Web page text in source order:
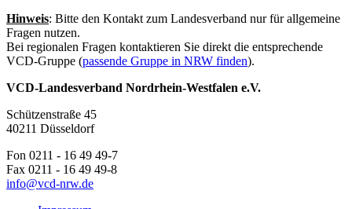
Hinweis: Bitte den Kontakt zum Landesverband nur für allgemeine
Fragen nutzen.
Bei regionalen Fragen kontaktieren Sie direkt die entsprechende
VCD-Gruppe (passende Gruppe in NRW finden).
VCD-Landesverband Nordrhein-Westfalen e.V.
Schützenstraße 45
40211 Düsseldorf
Fon 0211 - 16 49 49-7
Fax 0211 - 16 49 49-8
info@vcd-nrw.de